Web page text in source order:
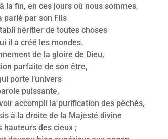
la fin, en ces jours où nous sommes,
parlé par son Fils
héritier de toutes choses
il a créé les mondes.
de la gloire de Dieu,
parfaite de son être,
porte l’univers
puissante,
accompli la purification des péchés,
à la droite de la Majesté divine
hauteurs des cieux ;